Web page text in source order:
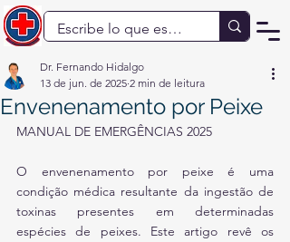
Envenenamento por Peixe
Dr. Fernando Hidalgo
13 de jun. de 2025 2 min de leitura
MANUAL DE EMERGÊNCIAS 2025
O envenenamento por peixe é uma
condição médica resultante da ingestão de
toxinas presentes em determinadas
espécies de peixes. Este artigo revê os